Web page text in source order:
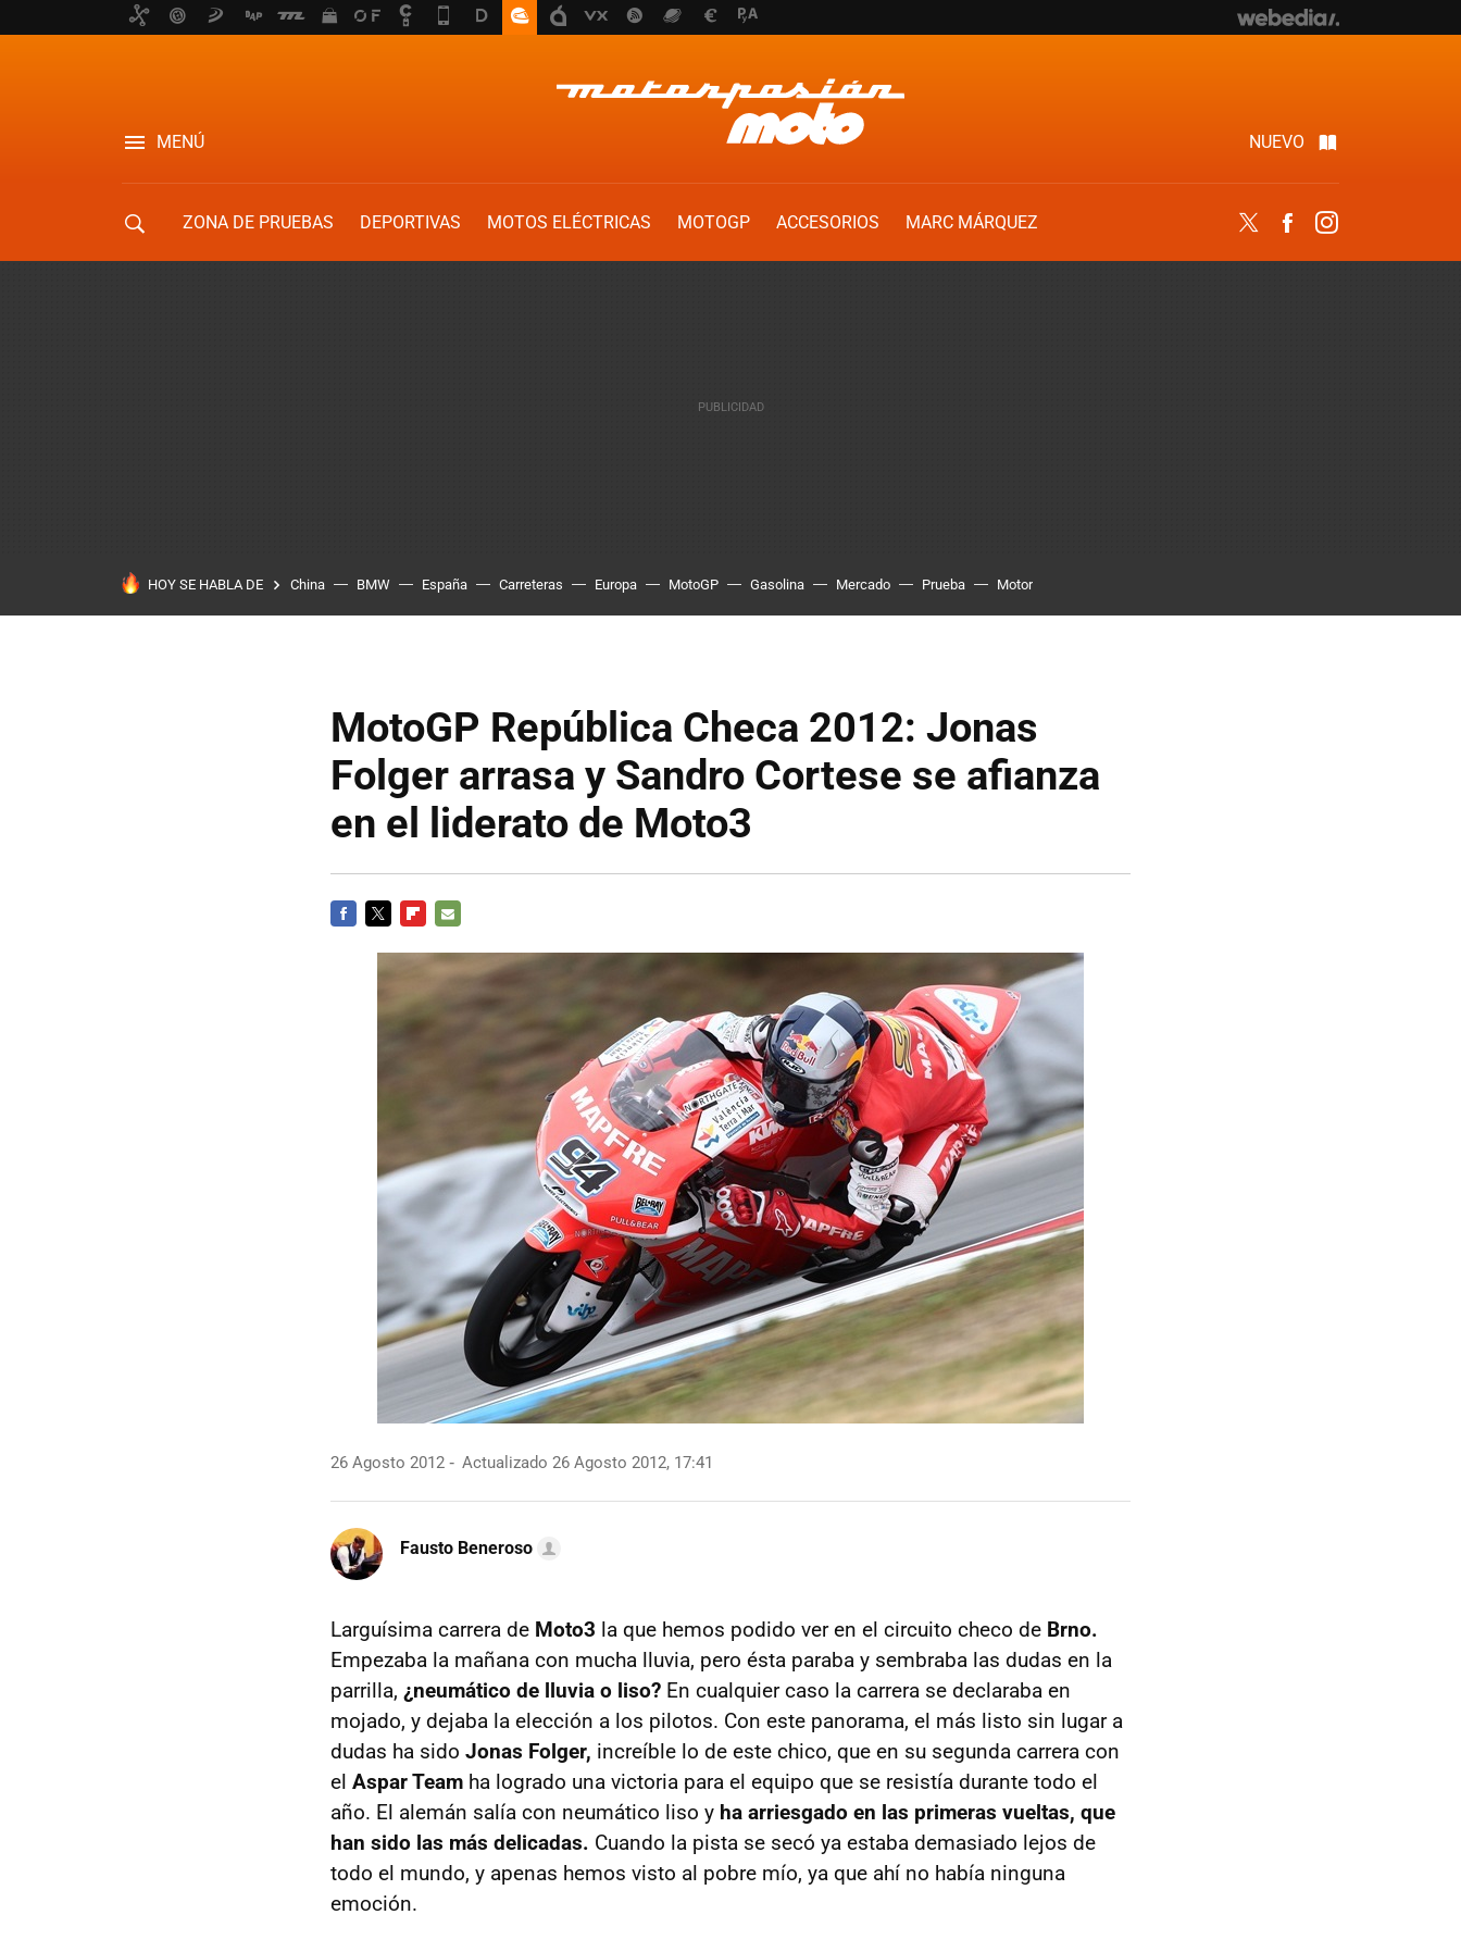
MENÚ NUEVO
ZONA DE PRUEBAS DEPORTIVAS MOTOS ELÉCTRICAS MOTOGP ACCESORIOS
MARC MÁRQUEZ
Twitter Facebook
HOY SE HABLA DE China BMW España Carreteras Europa MotoGP Gasolina Mercado Prueba Motor
MotoGP República Checa 2012: Jonas
Folger arrasa y Sandro Cortese se afianza
en el liderato de Moto3
MAIL
26 Agosto 2012 Actualizado 26 Agosto 2012, 17:41
Fausto Beneroso
Larguísima carrera de Moto3 la que hemos podido ver en el circuito checo de Brno.
Empezaba la mañana con mucha lluvia, pero ésta paraba y sembraba las dudas en la
parrilla, ¿neumático de lluvia o liso? En cualquier caso la carrera se declaraba en
mojado, y dejaba la elección a los pilotos. Con este panorama, el más listo sin lugar a
dudas ha sido Jonas Folger, increíble lo de este chico, que en su segunda carrera con
el Aspar Team ha logrado una victoria para el equipo que se resistía durante todo el
año. El alemán salía con neumático liso y ha arriesgado en las primeras vueltas, que
han sido las más delicadas. Cuando la pista se secó ya estaba demasiado lejos de
todo el mundo, y apenas hemos visto al pobre mío, ya que ahí no había ninguna
emoción.